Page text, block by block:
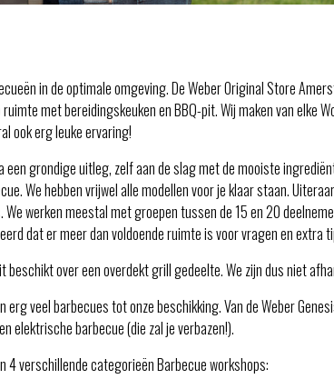
in de optimale omgeving. De Weber Original Store
met bereidingskeuken en BBQ-pit. Wij maken van elke
ook erg leuke ervaring!
een grondige uitleg, zelf aan de slag met de mooiste
We hebben vrijwel alle modellen voor je klaar staan.
We werken meestal met groepen tussen de 15 en 20
dat er meer dan voldoende ruimte is voor vragen en extra
beschikt over een overdekt grill gedeelte. We zijn dus niet
erg veel barbecues tot onze beschikking. Van de Weber
elektrische barbecue (die zal je verbazen!).
4 verschillende categorieën Barbecue workshops: